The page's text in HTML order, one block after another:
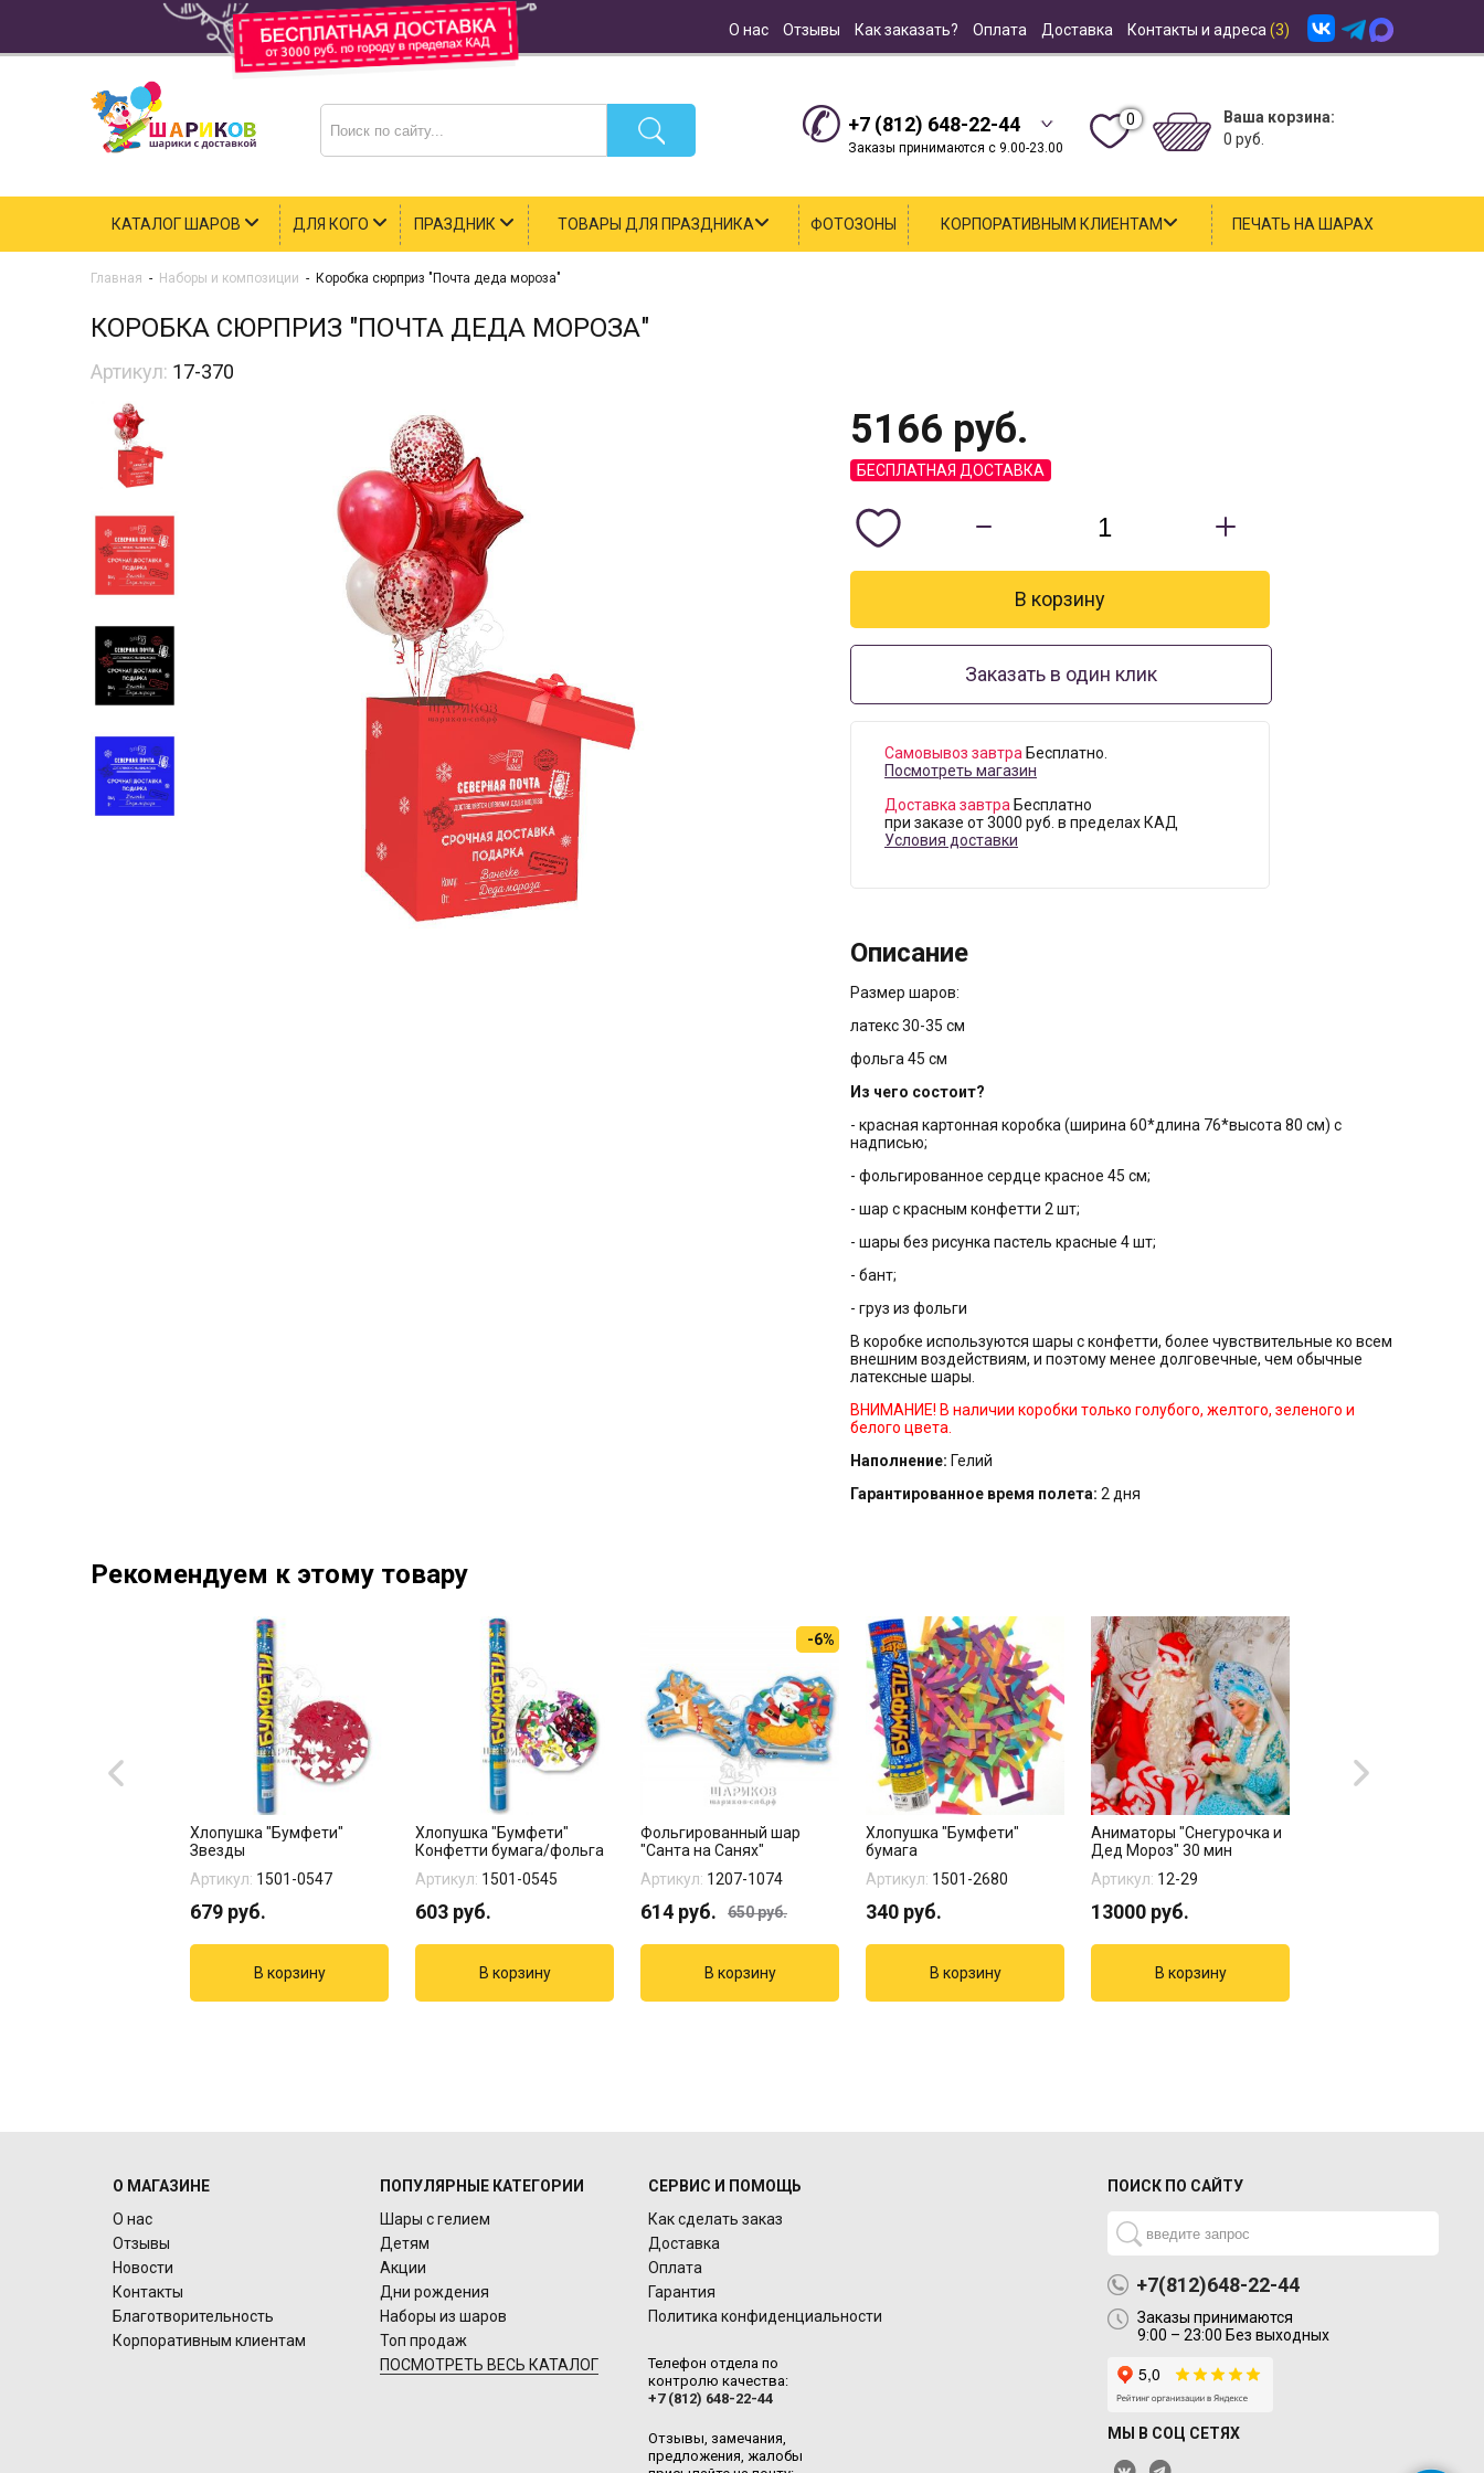
О нас Отзывы Как заказать? Оплата Доставка Контакты и адреса (3)
+7 (812) 648-22-44
Заказы принимаются с 9.00-23.00
0
Ваша корзина:
0 руб.
КАТАЛОГ ШАРОВ ДЛЯ КОГО ПРАЗДНИК ТОВАРЫ ДЛЯ ПРАЗДНИКА ФОТОЗОНЫ КОРПОРАТИВНЫМ КЛИЕНТАМ ПЕЧАТЬ НА ШАРАХ
Главная - Наборы и композиции - Коробка сюрприз "Почта деда мороза"
КОРОБКА СЮРПРИЗ "ПОЧТА ДЕДА МОРОЗА"
Артикул: 17-370
5166 руб.
БЕСПЛАТНАЯ ДОСТАВКА
Заказать в один клик
Самовывоз завтра Бесплатно.
Посмотреть магазин
Доставка завтра Бесплатно
при заказе от 3000 руб. в пределах КАД
Условия доставки
Описание
Размер шаров:
латекс 30-35 см
фольга 45 см
Из чего состоит?
- красная картонная коробка (ширина 60*длина 76*высота 80 см) с
надписью;
- фольгированное сердце красное 45 см;
- шар с красным конфетти 2 шт;
- шары без рисунка пастель красные 4 шт;
- бант;
- груз из фольги
В коробке используются шары с конфетти, более чувствительные ко всем
внешним воздействиям, и поэтому менее долговечные, чем обычные
латексные шары.
ВНИМАНИЕ! В наличии коробки только голубого, желтого, зеленого и
белого цвета.
Наполнение: Гелий
Гарантированное время полета: 2 дня
Рекомендуем к этому товару
Хлопушка "Бумфети"
Звезды
Артикул: 1501-0547
679 руб.
Хлопушка "Бумфети"
Конфетти бумага/фольга
Артикул: 1501-0545
603 руб.
-6%
Фольгированный шар
"Санта на Санях"
Артикул: 1207-1074
614 руб. 650руб.
Хлопушка "Бумфети"
бумага
Артикул: 1501-2680
340 руб.
Аниматоры "Снегурочка и
Дед Мороз" 30 мин
Артикул: 12-29
13000 руб.
О МАГАЗИНЕ
О нас
Отзывы
Новости
Контакты
Благотворительность
Корпоративным клиентам
ПОПУЛЯРНЫЕ КАТЕГОРИИ
Шары с гелием
Детям
Акции
Дни рождения
Наборы из шаров
Топ продаж
ПОСМОТРЕТЬ ВЕСЬ КАТАЛОГ
СЕРВИС И ПОМОЩЬ
Как сделать заказ
Доставка
Оплата
Гарантия
Политика конфиденциальности
Телефон отдела по
контролю качества:
+7 (812) 648-22-44
Отзывы, замечания,
предложения, жалобы
ПОИСК ПО САЙТУ
+7(812)648-22-44
Заказы принимаются
9:00 – 23:00 Без выходных
МЫ В СОЦ СЕТЯХ